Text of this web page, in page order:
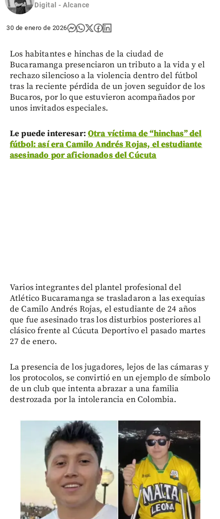
Digital - Alcance
30 de enero de 2026
Los habitantes e hinchas de la ciudad de
Bucaramanga presenciaron un tributo a la vida y el
rechazo silencioso a la violencia dentro del fútbol
tras la reciente pérdida de un joven seguidor de los
Bucaros, por lo que estuvieron acompañados por
unos invitados especiales.
Le puede interesar: Otra víctima de “hinchas” del
fútbol: así era Camilo Andrés Rojas, el estudiante
asesinado por aficionados del Cúcuta
Varios integrantes del plantel profesional del
Atlético Bucaramanga se trasladaron a las exequias
de Camilo Andrés Rojas, el estudiante de 24 años
que fue asesinado tras los disturbios posteriores al
clásico frente al Cúcuta Deportivo el pasado martes
27 de enero.
La presencia de los jugadores, lejos de las cámaras y
los protocolos, se convirtió en un ejemplo de símbolo
de un club que intenta abrazar a una familia
destrozada por la intolerancia en Colombia.